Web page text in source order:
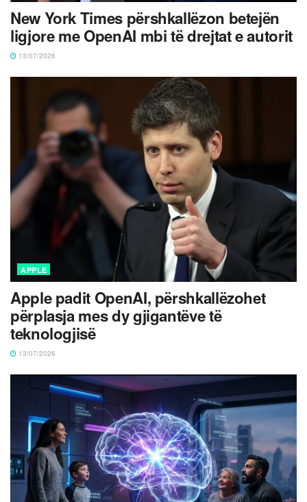
New York Times përshkallëzon betejën
ligjore me OpenAI mbi të drejtat e autorit
13/07/2026
APPLE
Apple padit OpenAI, përshkallëzohet
përplasja mes dy gjigantëve të
teknologjisë
13/07/2026